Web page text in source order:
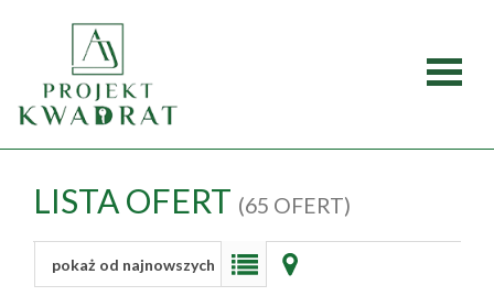
LISTA OFERT (65 OFERT)
pokaż od najnowszych